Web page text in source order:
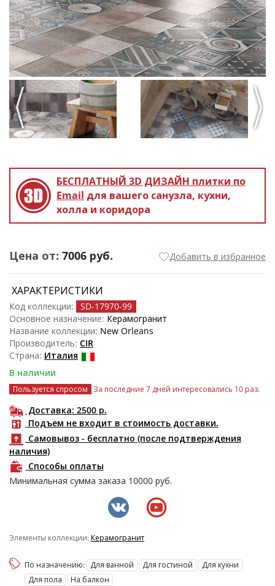
Previous Next
БЕСПЛАТНЫЙ 3D ДИЗАЙН плитки по
Email для вашего санузла, кухни,
холла и коридора
Цена от: 7006 руб. Добавить в избранное
ХАРАКТЕРИСТИКИ
Код коллекции: SD-17970-99
Основное назначение: Керамогранит
Название коллекции: New Orleans
Производитель: CIR
Страна: Италия
В наличии
Пользуется спросом За последние 7 дней интересовались 10 раз.
Доставка: 2500 р.
Подъем не входит в стоимость доставки.
Самовывоз - бесплатно (после подтверждения
наличия)
Способы оплаты
Минимальная сумма заказа 10000 руб.
Элементы коллекции:Керамогранит
По назначению: Для ванной Для гостиной
Для кухни
Для пола
На балкон